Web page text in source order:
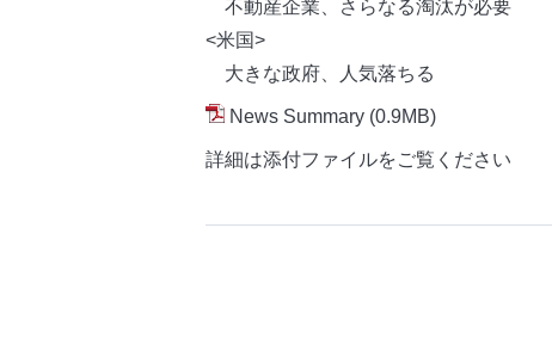
不動産企業、さらなる淘汰が必要
<米国>
大きな政府、人気落ちる
News Summary (0.9MB)
詳細は添付ファイルをご覧ください